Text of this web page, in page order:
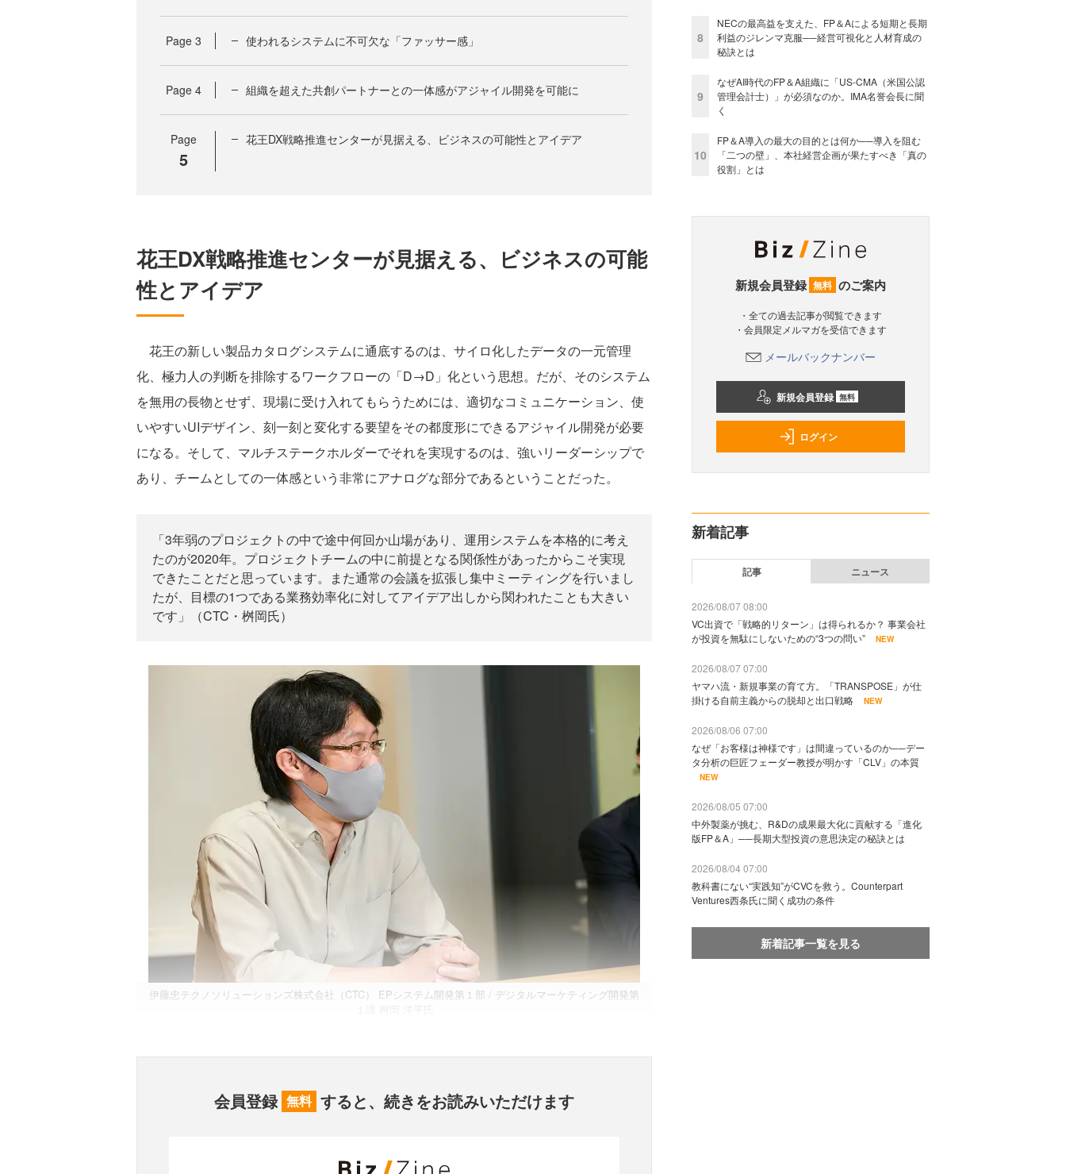
Page 3 使われるシステムに不可欠な「ファッサー感」
Page 4 組織を超えた共創パートナーとの一体感がアジャイル開発を可能に
Page
5
花王DX戦略推進センターが見据える、ビジネスの可能性とアイデア
花王DX戦略推進センターが見据える、ビジネスの可能
性とアイデア
花王の新しい製品カタログシステムに通底するのは、サイロ化したデータの一元管理
化、極力人の判断を排除するワークフローの「D→D」化という思想。だが、そのシステム
を無用の長物とせず、現場に受け入れてもらうためには、適切なコミュニケーション、使
いやすいUIデザイン、刻一刻と変化する要望をその都度形にできるアジャイル開発が必要
になる。そして、マルチステークホルダーでそれを実現するのは、強いリーダーシップで
あり、チームとしての一体感という非常にアナログな部分であるということだった。
「3年弱のプロジェクトの中で途中何回か山場があり、運用システムを本格的に考え
たのが2020年。プロジェクトチームの中に前提となる関係性があったからこそ実現
できたことだと思っています。また通常の会議を拡張し集中ミーティングを行いまし
たが、目標の1つである業務効率化に対してアイデア出しから関われたことも大きい
です」（CTC・桝岡氏）
伊藤忠テクノソリューションズ株式会社（CTC） EPシステム開発第１部 / デジタルマーケティング開発第
会員登録 無料 すると、続きをお読みいただけます
8
NECの最高益を支えた、FP＆Aによる短期と長期
利益のジレンマ克服──経営可視化と人材育成の
秘訣とは
9
なぜAI時代のFP＆A組織に「US-CMA（米国公認
管理会計士）」が必須なのか。IMA名誉会長に聞
く
10
FP＆A導入の最大の目的とは何か──導入を阻む
「二つの壁」、本社経営企画が果たすべき「真の
役割」とは
新規会員登録 無料 のご案内
・全ての過去記事が閲覧できます
・会員限定メルマガを受信できます
メールバックナンバー
新規会員登録 無料
ログイン
新着記事
記事 ニュース
2026/08/07 08:00
VC出資で「戦略的リターン」は得られるか？ 事業会社
が投資を無駄にしないための“3つの問い”
NEW
2026/08/07 07:00
ヤマハ流・新規事業の育て方。「TRANSPOSE」が仕
掛ける自前主義からの脱却と出口戦略
NEW
2026/08/06 07:00
なぜ「お客様は神様です」は間違っているのか──デー
タ分析の巨匠フェーダー教授が明かす「CLV」の本質
NEW
2026/08/05 07:00
中外製薬が挑む、R&Dの成果最大化に貢献する「進化
版FP＆A」──長期大型投資の意思決定の秘訣とは
2026/08/04 07:00
教科書にない“実践知”がCVCを救う。Counterpart
Ventures西条氏に聞く成功の条件
新着記事一覧を見る